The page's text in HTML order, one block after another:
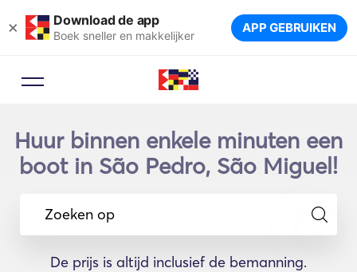
× Download de app
Boek sneller en makkelijker APP GEBRUIKEN
Huur binnen enkele minuten een
boot in São Pedro, São Miguel!
Zoeken op
De prijs is altijd inclusief de bemanning.